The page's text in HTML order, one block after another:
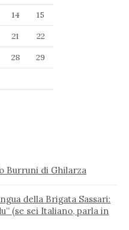
14
15
21
22
28
29
Burruni di Ghilarza
della Brigata Sassari:
(se sei Italiano, parla in